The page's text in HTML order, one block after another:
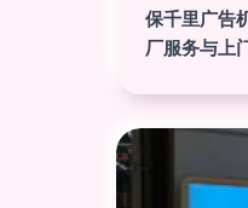
保千里广告
厂服务与上